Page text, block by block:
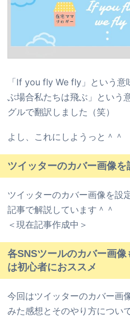
「If you fly We fly」という意
ぶ場合私たちは飛ぶ」という
グルで翻訳しました（笑）
よし、これにしようっと＾＾
ツイッターのカバー画像を
ツイッターのカバー画像を設
記事で解説しています＾＾
＜現在記事作成中＞
各SNSツールのカバー画
は初心者におススメ
今回はツイッターのカバー画
みた感想とそのやり方につい